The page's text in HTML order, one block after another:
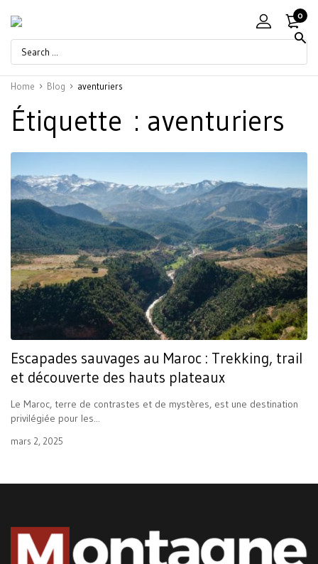
0
Home Blog aventuriers
Étiquette : aventuriers
Escapades sauvages au Maroc : Trekking, trail
et découverte des hauts plateaux
Le Maroc, terre de contrastes et de mystères, est une destination
privilégiée pour les...
mars 2, 2025